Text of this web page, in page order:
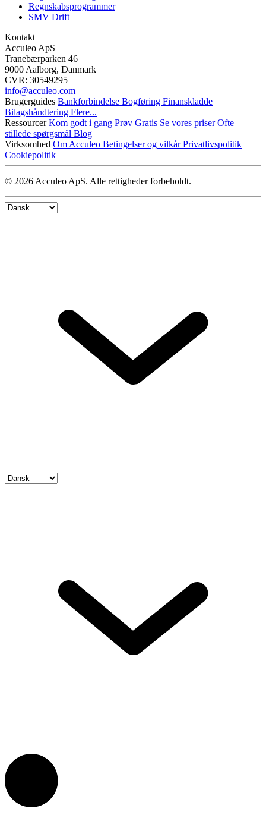
Regnskabsprogrammer
SMV Drift
Kontakt
Acculeo ApS
Tranebærparken 46
9000 Aalborg, Danmark
CVR: 30549295
info@​acculeo.com
Brugerguides Bankforbindelse Bogføring Finanskladde
Bilagshåndtering Flere...
RessourcerKom godt i gang Prøv Gratis Se vores priserOfte
stillede spørgsmål Blog
Virksomhed Om Acculeo Betingelser og vilkårPrivatlivspolitik
Cookiepolitik
© 2026 Acculeo ApS. Alle rettigheder forbeholdt.